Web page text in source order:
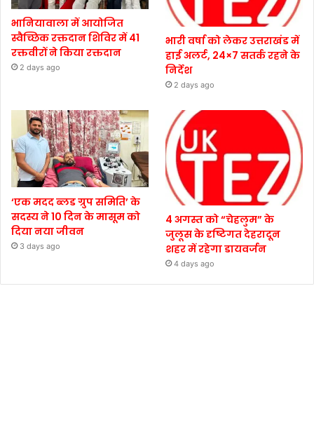
भानियावाला में आयोजित
स्वैच्छिक रक्तदान शिविर में 41
रक्तवीरों ने किया रक्तदान
2 days ago
भारी वर्षा को लेकर उत्तराखंड में
हाई अलर्ट, 24×7 सतर्क रहने के
निर्देश
2 days ago
‘एक मदद ब्लड ग्रुप समिति’ के
सदस्य ने 10 दिन के मासूम को
दिया नया जीवन
3 days ago
4 अगस्त को “चेहलुम” के
जुलूस के दृष्टिगत देहरादून
शहर में रहेगा डायवर्जन
4 days ago